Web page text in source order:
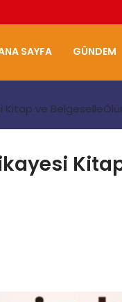
SAYFA GÜNDEM
Kitap ve